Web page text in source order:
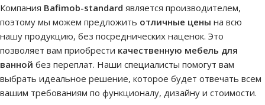
Компания Bafimob-standard является производителем,
поэтому мы можем предложить отличные цены на всю
нашу продукцию, без посреднических наценок. Это
позволяет вам приобрести качественную мебель для
ванной без переплат. Наши специалисты помогут вам
выбрать идеальное решение, которое будет отвечать всем
вашим требованиям по функционалу, дизайну и стоимости.